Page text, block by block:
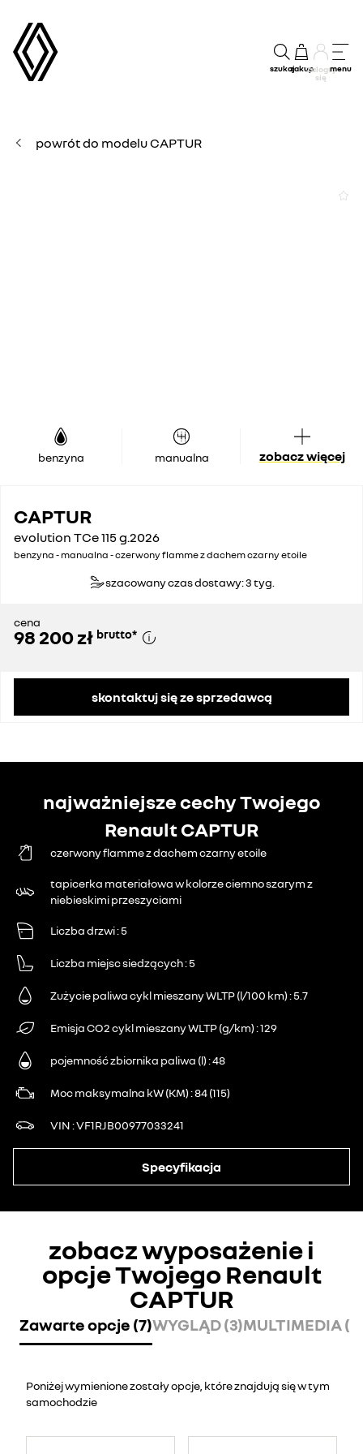
szukajzakupZaloguj
się
menu
powrót do modelu CAPTUR
benzyna manualna zobacz więcej
CAPTUR
evolution TCe 115 g.2026
benzyna - manualna - czerwony flamme z dachem czarny etoile
szacowany czas dostawy: 3 tyg.
cena
98 200 zł brutto*
skontaktuj się ze sprzedawcą
najważniejsze cechy Twojego
Renault CAPTUR
czerwony flamme z dachem czarny etoile
tapicerka materiałowa w kolorze ciemno szarym z
niebieskimi przeszyciami
Liczba drzwi 5
Liczba miejsc siedzących 5
Zużycie paliwa cykl mieszany WLTP (l/100 km) 5.7
Emisja CO2 cykl mieszany WLTP (g/km) 129
pojemność zbiornika paliwa (l) 48
Moc maksymalna kW (KM) 84 (115)
VIN VF1RJB00977033241
Specyfikacja
zobacz wyposażenie i
opcje Twojego Renault
CAPTUR
Zawarte opcje (7)WYGLĄD (3)MULTIMEDIA
Poniżej wymienione zostały opcje, które znajdują się w tym
samochodzie